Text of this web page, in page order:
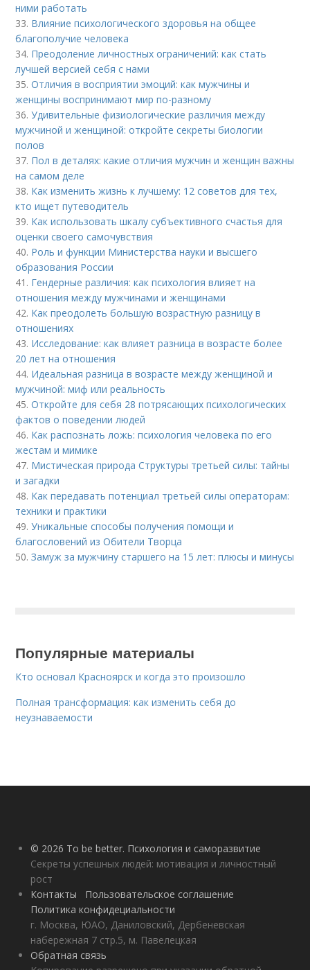
ними работать
33. Влияние психологического здоровья на общее
благополучие человека
34. Преодоление личностных ограничений: как стать
лучшей версией себя с нами
35.Отличия в восприятии эмоций: как мужчины и
женщины воспринимают мир по-разному
36.Удивительные физиологические различия между
мужчиной и женщиной: откройте секреты биологии
полов
37. Пол в деталях: какие отличия мужчин и женщин важны
на самом деле
38. Как изменить жизнь к лучшему: 12 советов для тех,
кто ищет путеводитель
39. Как использовать шкалу субъективного счастья для
оценки своего самочувствия
40. Роль и функции Министерства науки и высшего
образования России
41. Гендерные различия: как психология влияет на
отношения между мужчинами и женщинами
42. Как преодолеть большую возрастную разницу в
отношениях
43. Исследование: как влияет разница в возрасте более
20 лет на отношения
44. Идеальная разница в возрасте между женщиной и
мужчиной: миф или реальность
45.Откройте для себя 28 потрясающих психологических
фактов о поведении людей
46. Как распознать ложь: психология человека по его
жестам и мимике
47. Мистическая природа Структуры третьей силы: тайны
и загадки
48. Как передавать потенциал третьей силы операторам:
техники и практики
49.Уникальные способы получения помощи и
благословений из Обители Творца
50.Замуж за мужчину старшего на 15 лет: плюсы и минусы
Популярные материалы
Кто основал Красноярск и когда это произошло
Полная трансформация: как изменить себя до
неузнаваемости
© 2026 To be better. Психология и саморазвитие
Секреты успешных людей: мотивация и личностный
рост
Контакты
Пользовательское соглашение
Политика конфидециальности
г. Москва, ЮАО, Даниловский, Дербеневская
набережная 7 стр.5, м. Павелецкая
Обратная связь